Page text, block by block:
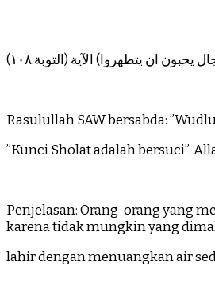
ان يتطهروا) الآية (التوبة:١٠٨)
Rasulullah SAW bersabda:
”Kunci Sholat adalah bersuci”.
Penjelasan: Orang-orang yang
karena tidak mungkin yang
lahir dengan menuangkan air